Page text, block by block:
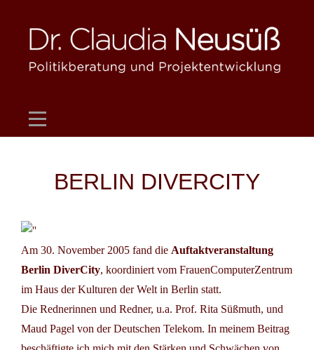
content
BERLIN DIVERCITY
Am 30. November 2005 fand die Auftaktveranstaltung
Berlin DiverCity, koordiniert vom FrauenComputerZentrum
im Haus der Kulturen der Welt in Berlin statt.
Die Rednerinnen und Redner, u.a. Prof. Rita Süßmuth, und
Maud Pagel von der Deutschen Telekom. In meinem Beitrag
Beitragsnavigation